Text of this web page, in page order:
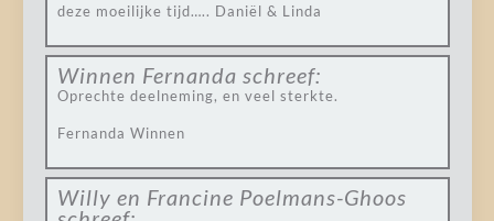
deze moeilijke tijd….. Daniël & Linda
Winnen Fernanda schreef:
Oprechte deelneming, en veel sterkte.
Fernanda Winnen
Willy en Francine Poelmans-Ghoos